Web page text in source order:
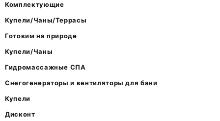
Комплектующие
Купели/Чаны/Террасы
Готовим на природе
Купели/Чаны
Гидромассажные СПА
Снегогенераторы и вентиляторы для бани
Купели
Дисконт